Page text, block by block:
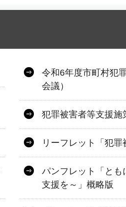
令和6年度市町村犯
会議）
犯罪被害者等支援施
リーフレット「犯罪
パンフレット「と
支援を～」概略版